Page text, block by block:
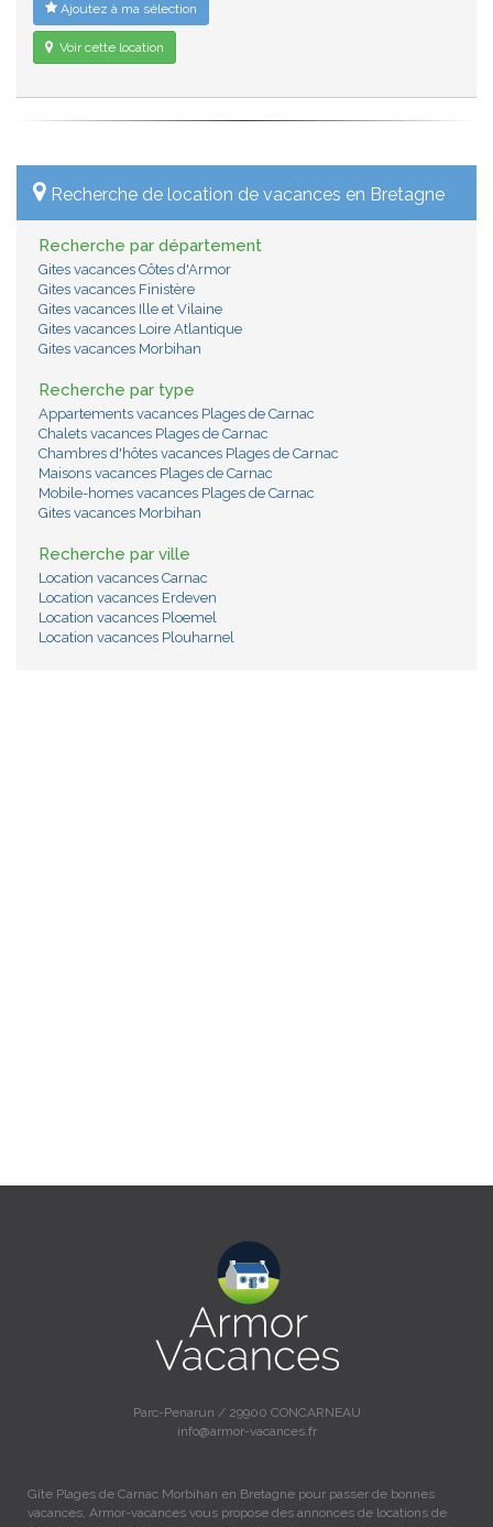
Ajoutez à ma sélection
Voir cette location
Recherche de location de vacances en Bretagne
Recherche par département
Gites vacances Côtes d'Armor
Gites vacances Finistère
Gites vacances Ille et Vilaine
Gites vacances Loire Atlantique
Gites vacances Morbihan
Recherche par type
Appartements vacances Plages de Carnac
Chalets vacances Plages de Carnac
Chambres d'hôtes vacances Plages de Carnac
Maisons vacances Plages de Carnac
Mobile-homes vacances Plages de Carnac
Gites vacances Morbihan
Recherche par ville
Location vacances Carnac
Location vacances Erdeven
Location vacances Ploemel
Location vacances Plouharnel
Parc-Penarun / 29900 CONCARNEAU
info@armor-vacances.fr
Gîte Plages de Carnac Morbihan en Bretagne pour passer de bonnes
vacances, Armor-vacances vous propose des annonces de locations de